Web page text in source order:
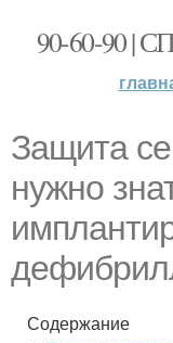
90-60-90
Защита
нужно
Содержание